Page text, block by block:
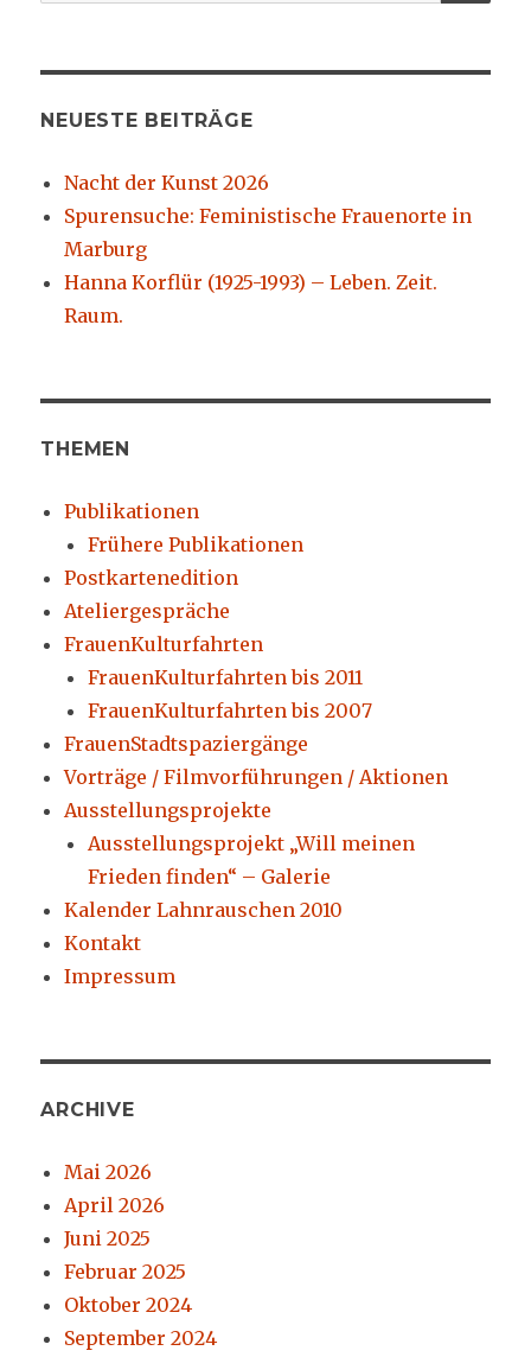
NEUESTE BEITRÄGE
Nacht der Kunst 2026
Spurensuche: Feministische Frauenorte in
Marburg
Hanna Korflür (1925-1993) – Leben. Zeit.
Raum.
THEMEN
Publikationen
Frühere Publikationen
Postkartenedition
Ateliergespräche
FrauenKulturfahrten
FrauenKulturfahrten bis 2011
FrauenKulturfahrten bis 2007
FrauenStadtspaziergänge
Vorträge / Filmvorführungen / Aktionen
Ausstellungsprojekte
Ausstellungsprojekt „Will meinen
Frieden finden“ – Galerie
Kalender Lahnrauschen 2010
Kontakt
Impressum
ARCHIVE
Mai 2026
April 2026
Juni 2025
Februar 2025
Oktober 2024
September 2024